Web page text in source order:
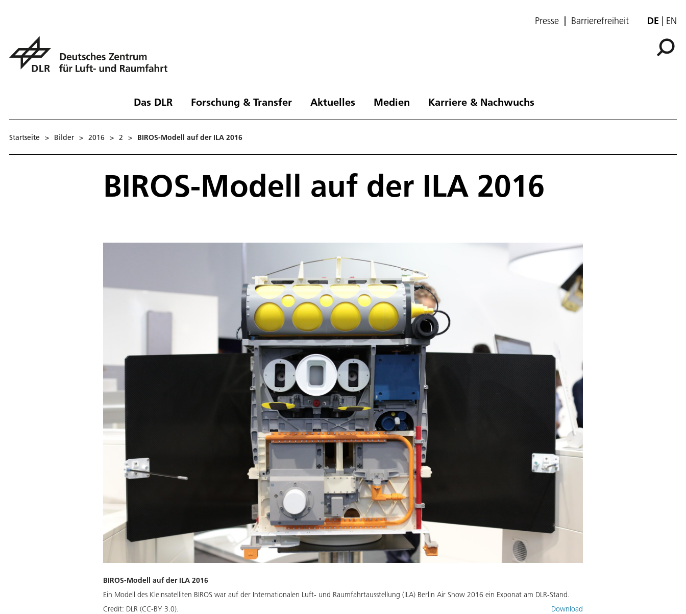
Presse Barrierefreiheit DE EN
Das DLR Forschung & Transfer Aktuelles Medien Karriere & Nachwuchs
Startseite > Bilder > 2016 > 2 > BIROS-Modell auf der ILA 2016
BIROS-Modell auf der ILA 2016
BIROS-Modell auf der ILA 2016
Ein Modell des Kleinsatelliten BIROS war auf der Internationalen Luft- und Raumfahrtausstellung (ILA) Berlin Air Show 2016 ein Exponat am DLR-Stand.
Credit: DLR (CC-BY 3.0). Download